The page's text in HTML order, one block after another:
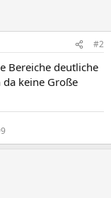
#2
Bereiche deutliche
keine Große